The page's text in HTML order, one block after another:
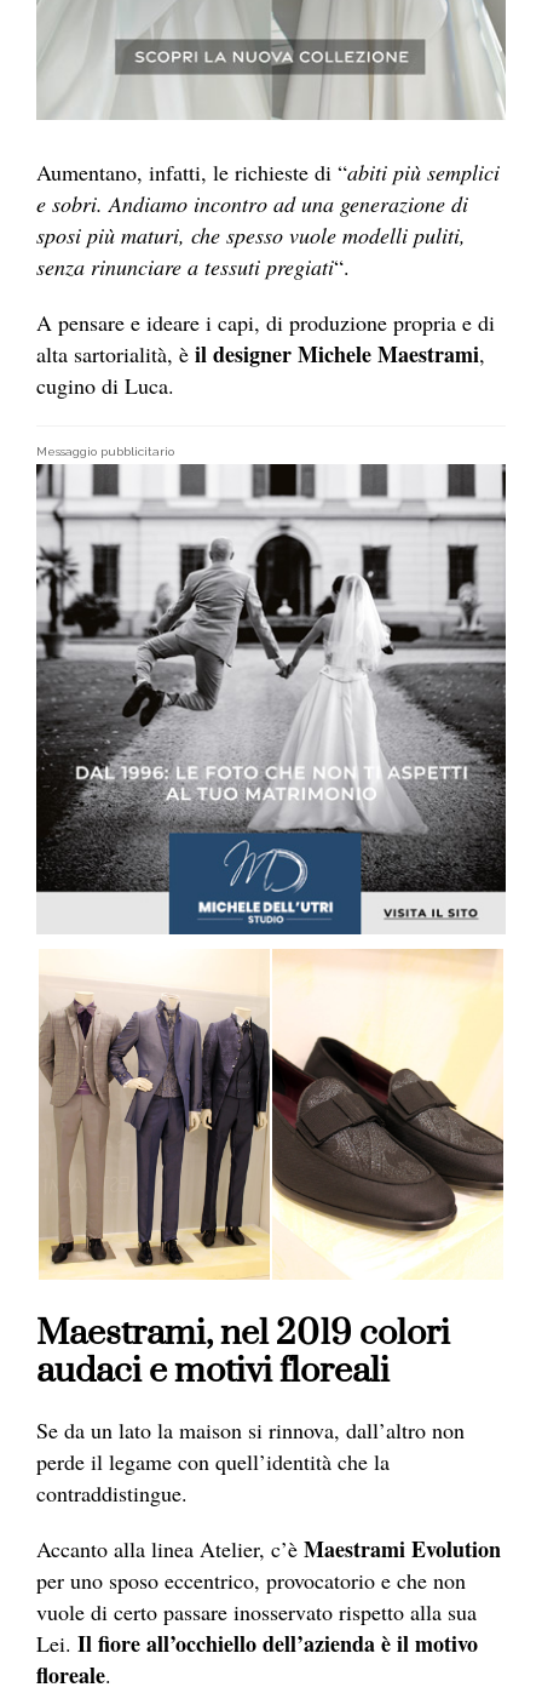
Aumentano, infatti, le richieste di “abiti più semplici
e sobri. Andiamo incontro ad una generazione di
sposi più maturi, che spesso vuole modelli puliti,
senza rinunciare a tessuti pregiati“.
A pensare e ideare i capi, di produzione propria e di
alta sartorialità, è il designer Michele Maestrami,
cugino di Luca.
Messaggio pubblicitario
Maestrami, nel 2019 colori
audaci e motivi floreali
Se da un lato la maison si rinnova, dall’altro non
perde il legame con quell’identità che la
contraddistingue.
Accanto alla linea Atelier, c’è Maestrami Evolution
per uno sposo eccentrico, provocatorio e che non
vuole di certo passare inosservato rispetto alla sua
Lei. Il fiore all’occhiello dell’azienda è il motivo
floreale.